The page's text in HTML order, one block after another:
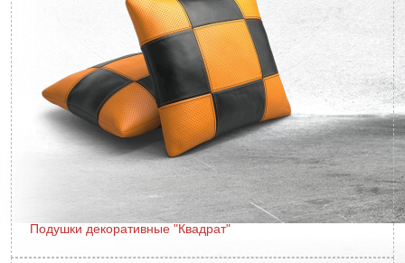
Подушки декоративные "Квадрат"